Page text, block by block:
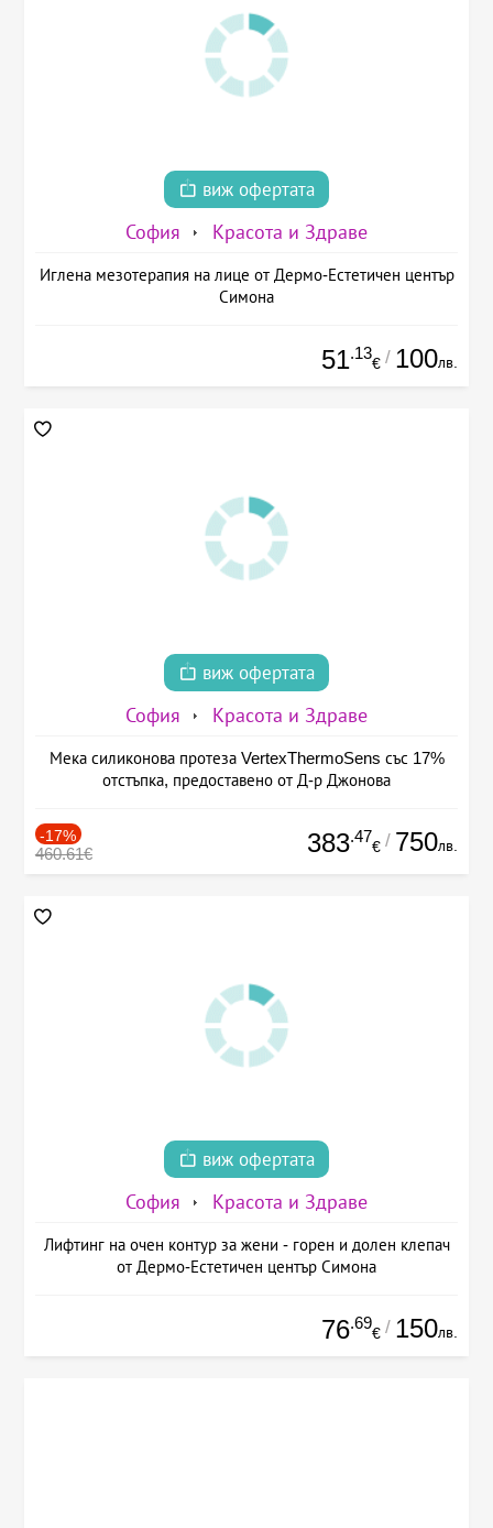
виж офертата
София Красота и Здраве
Иглена мезотерапия на лице от Дермо-Естетичен център
Симона
51.13
€ / 100лв.
виж офертата
София Красота и Здраве
Мека силиконова протеза VertexThermoSens със 17%
отстъпка, предоставено от Д-р Джонова
-17%
460.61€ 383.47
€ / 750лв.
виж офертата
София Красота и Здраве
Лифтинг на очен контур за жени - горен и долен клепач
от Дермо-Естетичен център Симона
76.69
€ / 150лв.